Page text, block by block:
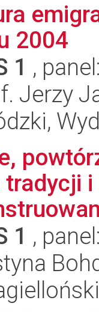
2004
1 ,
Jerzy
1 ,